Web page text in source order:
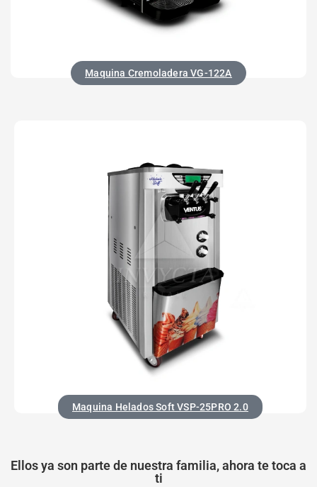
Maquina Cremoladera VG-122A
Maquina Helados Soft VSP-25PRO 2.0
Ellos ya son parte de nuestra familia, ahora te toca a
ti